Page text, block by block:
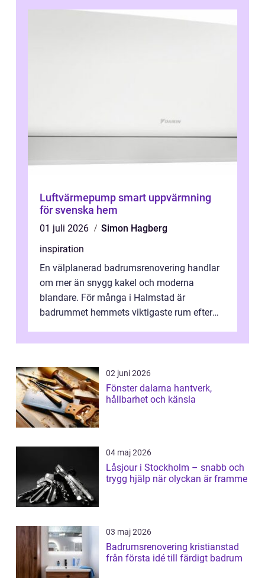
Luftvärmepump smart uppvärmning
för svenska hem
01 juli 2026
Simon Hagberg
inspiration
En välplanerad badrumsrenovering handlar
om mer än snygg kakel och moderna
blandare. För många i Halmstad är
badrummet hemmets viktigaste rum efter
02 juni 2026
Fönster dalarna hantverk,
hållbarhet och känsla
04 maj 2026
Låsjour i Stockholm – snabb och
trygg hjälp när olyckan är framme
03 maj 2026
Badrumsrenovering kristianstad
från första idé till färdigt badrum